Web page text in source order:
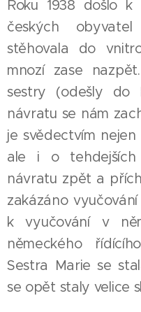
Roku 1938 došlo
českých
stěhovala do
mnozí zase
sestry (odešly do
návratu se nám
je svědectvím
ale i o tehdejších
návratu zpět a
zakázáno
k vyučování v
německého
Sestra Marie se
se opět staly velice